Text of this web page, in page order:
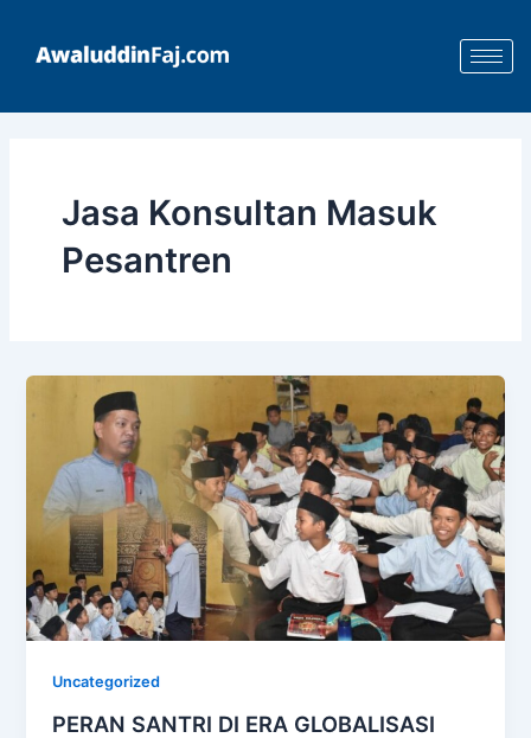
content
Jasa Konsultan Masuk
Pesantren
Uncategorized
PERAN SANTRI DI ERA GLOBALISASI